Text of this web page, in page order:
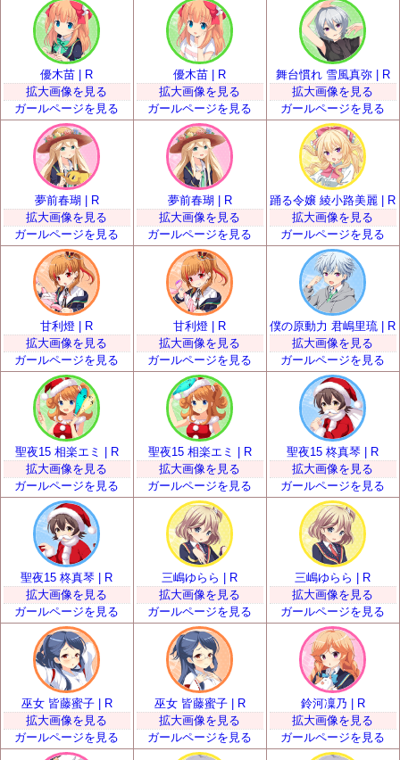
優木苗 | R
拡大画像を見る
ガールページを見る
優木苗 | R
拡大画像を見る
ガールページを見る
舞台慣れ 雪風真弥 | R
拡大画像を見る
ガールページを見る
夢前春瑚 | R
拡大画像を見る
ガールページを見る
夢前春瑚 | R
拡大画像を見る
ガールページを見る
踊る令嬢 綾小路美麗 | R
拡大画像を見る
ガールページを見る
甘利燈 | R
拡大画像を見る
ガールページを見る
甘利燈 | R
拡大画像を見る
ガールページを見る
僕の原動力 君嶋里琉 | R
拡大画像を見る
ガールページを見る
聖夜15 相楽エミ | R
拡大画像を見る
ガールページを見る
聖夜15 相楽エミ | R
拡大画像を見る
ガールページを見る
聖夜15 柊真琴 | R
拡大画像を見る
ガールページを見る
聖夜15 柊真琴 | R
拡大画像を見る
ガールページを見る
三嶋ゆらら | R
拡大画像を見る
ガールページを見る
三嶋ゆらら | R
拡大画像を見る
ガールページを見る
巫女 皆藤蜜子 | R
拡大画像を見る
ガールページを見る
巫女 皆藤蜜子 | R
拡大画像を見る
ガールページを見る
鈴河凜乃 | R
拡大画像を見る
ガールページを見る